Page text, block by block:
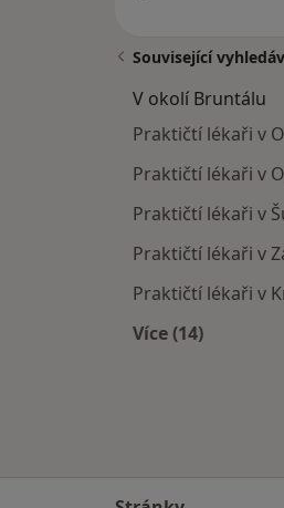
Související
V okolí Bruntálu
Praktičtí lékaři v
Praktičtí lékaři v
Praktičtí lékaři v
Praktičtí lékaři v
Praktičtí lékaři v
Více (14)